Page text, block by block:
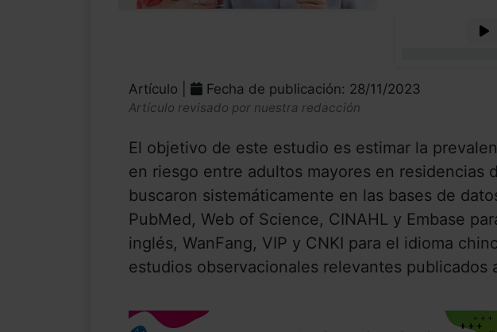
Artículo | Fecha de publicación: 28/11/2023
Artículo revisado por nuestra redacción
El objetivo de este estudio es estimar la
en riesgo entre adultos mayores en residencias
buscaron sistemáticamente en las bases de
PubMed, Web of Science, CINAHL y Embase
inglés, WanFang, VIP y CNKI para el idioma
estudios observacionales relevantes publicados